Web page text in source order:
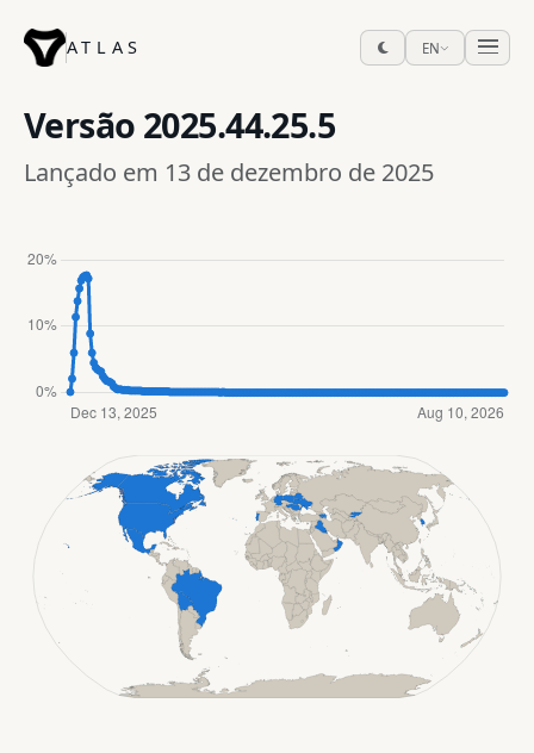
ATLAS EN
Versão 2025.44.25.5
Lançado em 13 de dezembro de 2025